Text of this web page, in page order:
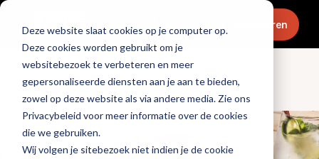
Deze website slaat cookies op je computer op.
Deze cookies worden gebruikt om je
websitebezoek te verbeteren en meer
gepersonaliseerde diensten aan je aan te bieden,
zowel op deze website als via andere media. Zie ons
Privacybeleid voor meer informatie over de cookies
die we gebruiken.
Wij volgen je sitebezoek niet indien je de cookie
Menu Abonneren
Dranken